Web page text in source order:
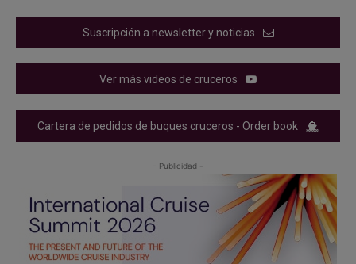
Suscripción a newsletter y noticias
Ver más videos de cruceros
Cartera de pedidos de buques cruceros - Order book
- Publicidad -